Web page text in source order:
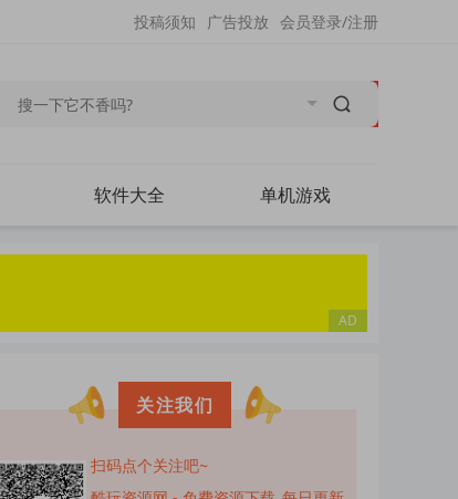
会员登录/注册
广告投放
投稿须知
软件大全 单机游戏
关注我们
扫码点个关注吧~